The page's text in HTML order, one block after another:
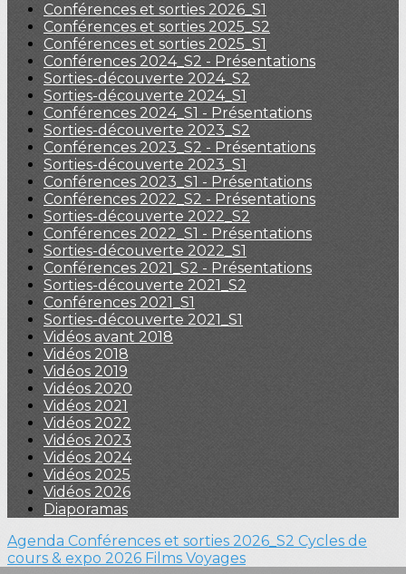
Conférences et sorties 2026_S1
Conférences et sorties 2025_S2
Conférences et sorties 2025_S1
Conférences 2024_S2 - Présentations
Sorties-découverte 2024_S2
Sorties-découverte 2024_S1
Conférences 2024_S1 - Présentations
Sorties-découverte 2023_S2
Conférences 2023_S2 - Présentations
Sorties-découverte 2023_S1
Conférences 2023_S1 - Présentations
Conférences 2022_S2 - Présentations
Sorties-découverte 2022_S2
Conférences 2022_S1 - Présentations
Sorties-découverte 2022_S1
Conférences 2021_S2 - Présentations
Sorties-découverte 2021_S2
Conférences 2021_S1
Sorties-découverte 2021_S1
Vidéos avant 2018
Vidéos 2018
Vidéos 2019
Vidéos 2020
Vidéos 2021
Vidéos 2022
Vidéos 2023
Vidéos 2024
Vidéos 2025
Vidéos 2026
Diaporamas
Agenda Conférences et sorties 2026_S2 Cycles de
cours & expo 2026 Films Voyages